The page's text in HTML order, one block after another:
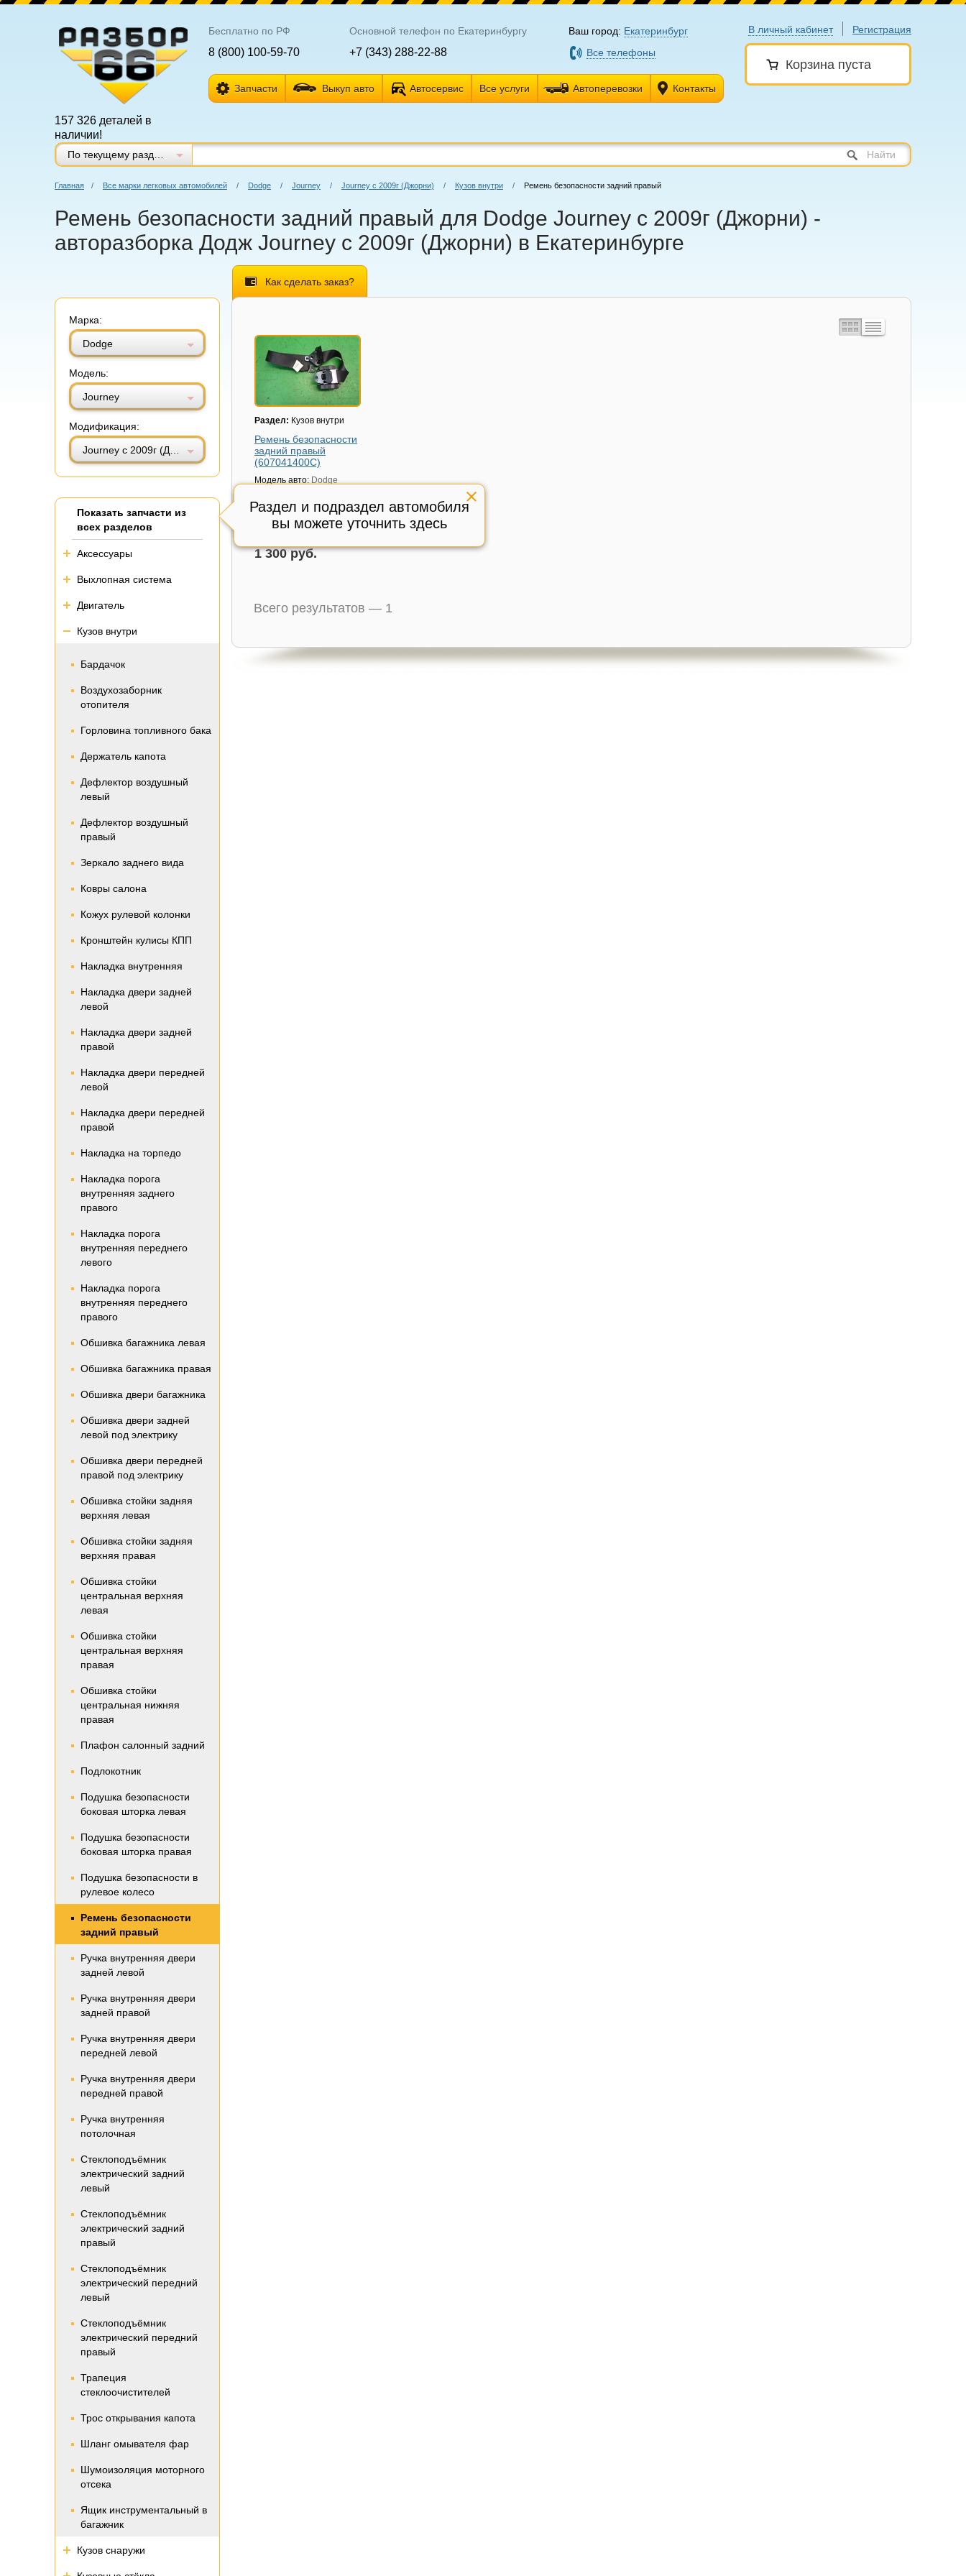
В личный кабинет Регистрация
Корзина пуста
157 326 деталей в
наличии!
Бесплатно по РФ
8 (800) 100-59-70
Основной телефон по Екатеринбургу
+7 (343) 288-22-88
Ваш город: Екатеринбург
Все телефоны
Запчасти Выкуп авто Автосервис Все услуги Автоперевозки Контакты
Найти
Главная / Все марки легковых автомобилей / Dodge / Journey / Journey с 2009г (Джорни) / Кузов внутри / Ремень безопасности задний правый
Ремень безопасности задний правый для Dodge Journey с 2009г (Джорни) -
авторазборка Додж Journey с 2009г (Джорни) в Екатеринбурге
Марка:
Dodge
Модель:
Journey
Модификация:
Раздел и подраздел автомобиля
вы можете уточнить здесь
Показать запчасти из
всех разделов
Аксессуары
Выхлопная система
Двигатель
Кузов внутри
Бардачок
Воздухозаборник
отопителя
Горловина топливного бака
Держатель капота
Дефлектор воздушный
левый
Дефлектор воздушный
правый
Зеркало заднего вида
Ковры салона
Кожух рулевой колонки
Кронштейн кулисы КПП
Накладка внутренняя
Накладка двери задней
левой
Накладка двери задней
правой
Накладка двери передней
левой
Накладка двери передней
правой
Накладка на торпедо
Накладка порога
внутренняя заднего
правого
Накладка порога
внутренняя переднего
левого
Накладка порога
внутренняя переднего
правого
Обшивка багажника левая
Обшивка багажника правая
Обшивка двери багажника
Обшивка двери задней
левой под электрику
Обшивка двери передней
правой под электрику
Обшивка стойки задняя
верхняя левая
Обшивка стойки задняя
верхняя правая
Обшивка стойки
центральная верхняя
левая
Обшивка стойки
центральная верхняя
правая
Обшивка стойки
центральная нижняя
правая
Плафон салонный задний
Подлокотник
Подушка безопасности
боковая шторка левая
Подушка безопасности
боковая шторка правая
Подушка безопасности в
рулевое колесо
Ремень безопасности
задний правый
Ручка внутренняя двери
задней левой
Ручка внутренняя двери
задней правой
Ручка внутренняя двери
передней левой
Ручка внутренняя двери
передней правой
Ручка внутренняя
потолочная
Стеклоподъёмник
электрический задний
левый
Стеклоподъёмник
электрический задний
правый
Стеклоподъёмник
электрический передний
левый
Стеклоподъёмник
электрический передний
правый
Трапеция
стеклоочистителей
Трос открывания капота
Шланг омывателя фар
Шумоизоляция моторного
отсека
Ящик инструментальный в
багажник
Кузов снаружи
Как сделать заказ?
Раздел: Кузов внутри
Ремень безопасности
задний правый
(607041400С)
Модель авто: Dodge
Артикул:607041400С
Состояние:Отличное,
1 300 руб.
Всего результатов — 1